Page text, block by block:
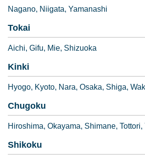
Nagano Niigata Yamanashi
Tokai
Aichi Gifu Mie Shizuoka
Kinki
Hyogo Kyoto Nara Osaka Shiga
Chugoku
Hiroshima Okayama Shimane Tottori
Shikoku